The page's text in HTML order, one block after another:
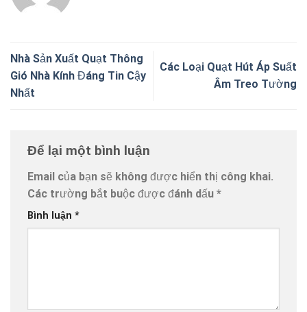
Nhà Sản Xuất Quạt Thông
Gió Nhà Kính Đáng Tin Cậy
Nhất
Các Loại Quạt Hút Áp Suất
Âm Treo Tường
Để lại một bình luận
Email của bạn sẽ không được hiển thị công khai.
Các trường bắt buộc được đánh dấu *
Bình luận *